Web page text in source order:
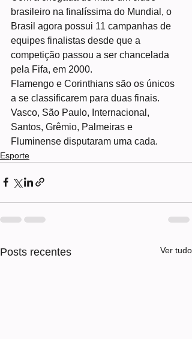
brasileiro na finalíssima do Mundial, o
Brasil agora possui 11 campanhas de
equipes finalistas desde que a
competição passou a ser chancelada
pela Fifa, em 2000.
Flamengo e Corinthians são os únicos
a se classificarem para duas finais.
Vasco, São Paulo, Internacional,
Santos, Grêmio, Palmeiras e
Fluminense disputaram uma cada.
Esporte
Posts recentes Ver tudo